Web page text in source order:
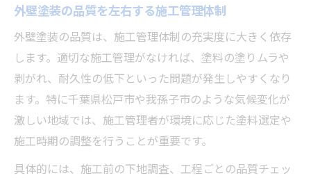
外壁塗装の品質を左右する施工管理体制
外壁塗装の品質は、施工管理体制の充実度に大きく依存
します。適切な施工管理がなければ、塗料の塗りムラや
剥がれ、耐久性の低下といった問題が発生しやすくなり
ます。特に千葉県松戸市や我孫子市のような気候変化が
激しい地域では、施工管理者が環境に応じた塗料選定や
施工時期の調整を行うことが重要です。
具体的には、施工前の下地調査、工程ごとの品質チェッ